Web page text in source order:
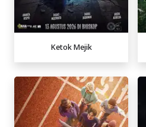
Ketok Mejik